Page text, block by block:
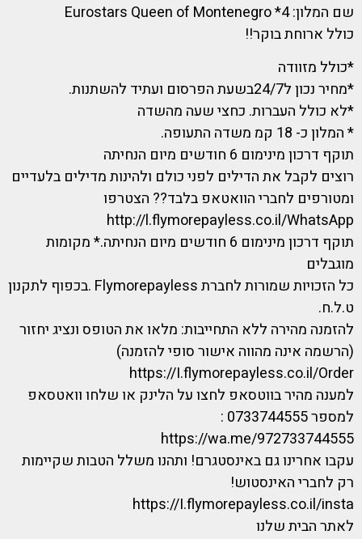
שם המלון: 4* Eurostars Queen of Montenegro
כולל ארוחת בוקר!!
*כולל מזוודה
*מחיר נכון ל24/7בשעת הפרסום ועתיד להשתנות.
*לא כולל העברות. כחצי שעה מהשדה
* המלון כ- 18 קמ משדה התעופה.
תוקף דרכון מינימום 6 חודשים מיום הנחיתה
רוצים לקבל את הדילים לפני כולם ולהינות מדילים בלעדיים
ומטורפים לחברי הוואטאפ בלבד?? הצטרפו
http://l.flymorepayless.co.il/WhatsApp
תוקף דרכון מינימום 6 חודשים מיום הנחיתה.* מקומות
מוגבלים
כל הזכויות שמורות לחברת Flymorepayless .בכפוף לתקנון
ט.ל.ח.
להזמנה מהירה ללא התחייבות: מלאו את הטופס ונציג יחזור
(הרשמה אינה מהווה אישור סופי להזמנה)
https://I.flymorepayless.co.il/Order
למענה מהיר בווטסאפ לחצו על הלינק או שלחו וואטסאפ
למספר 0733744555 :
https://wa.me/972733744555
עקבו אחרינו גם באינסטגרם! ותהנו משלל הטבות שקיימות
רק לחברי האינסטוש!
https://I.flymorepayless.co.il/insta
לאתר הבית שלנו